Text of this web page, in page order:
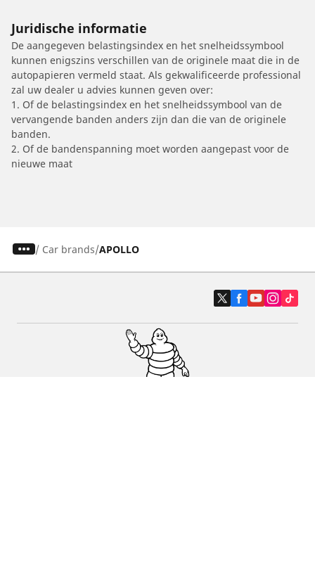
Juridische informatie
De aangegeven belastingsindex en het snelheidssymbool
kunnen enigszins verschillen van de originele maat die in de
autopapieren vermeld staat. Als gekwalificeerde professional
zal uw dealer u advies kunnen geven over:
1. Of de belastingsindex en het snelheidssymbool van de
vervangende banden anders zijn dan die van de originele
banden.
2. Of de bandenspanning moet worden aangepast voor de
nieuwe maat
/ Car brands APOLLO